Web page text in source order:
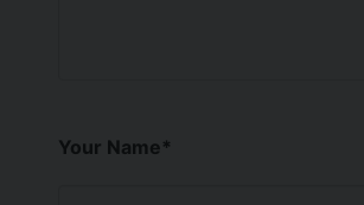
Your Name*